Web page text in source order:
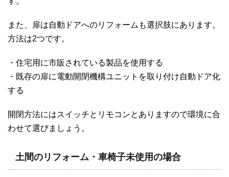
また、扉は自動ドアへのリフォームも選択肢にあります。
方法は2つです。
・住宅用に市販されている製品を使用する
・既存の扉に電動開閉機構ユニットを取り付け自動ドア化
する
開閉方法にはスイッチとリモコンとありますので環境に合
わせて選びましょう。
土間のリフォーム・車椅子未使用の場合